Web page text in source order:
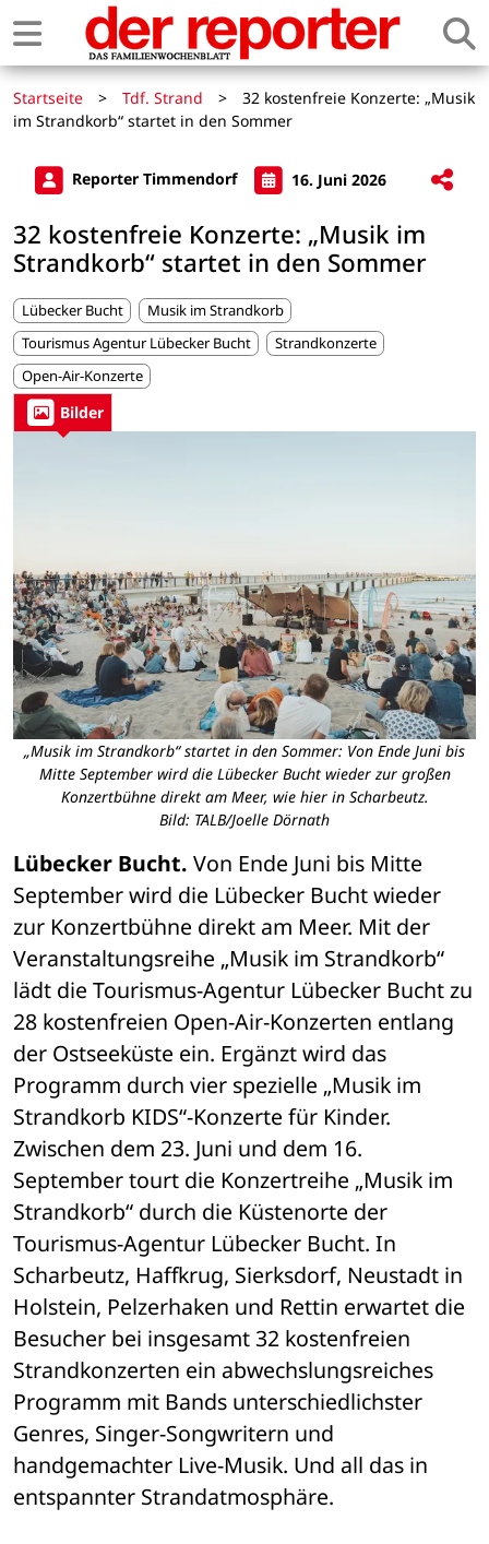
Startseite > Tdf. Strand >
32 kostenfreie Konzerte: „Musik
im Strandkorb“ startet in den Sommer
Reporter Timmendorf 16. Juni 2026
32 kostenfreie Konzerte: „Musik im
Strandkorb“ startet in den Sommer
Lübecker Bucht
Musik im Strandkorb
Tourismus Agentur Lübecker Bucht
Strandkonzerte
Open-Air-Konzerte
Bilder
„Musik im Strandkorb“ startet in den Sommer: Von Ende Juni bis
Mitte September wird die Lübecker Bucht wieder zur großen
Konzertbühne direkt am Meer, wie hier in Scharbeutz.
Bild: TALB/Joelle Dörnath
Lübecker Bucht. Von Ende Juni bis Mitte
September wird die Lübecker Bucht wieder
zur Konzertbühne direkt am Meer. Mit der
Veranstaltungsreihe „Musik im Strandkorb“
lädt die Tourismus-Agentur Lübecker Bucht zu
28 kostenfreien Open-Air-Konzerten entlang
der Ostseeküste ein. Ergänzt wird das
Programm durch vier spezielle „Musik im
Strandkorb KIDS“-Konzerte für Kinder.
Zwischen dem 23. Juni und dem 16.
September tourt die Konzert­reihe „Musik im
Strandkorb“ durch die Küstenorte der
Tourismus-Agentur Lübecker Bucht. In
Scharbeutz, Haffkrug, Sierksdorf, Neustadt in
Holstein, Pelzerhaken und Rettin erwartet die
Besucher bei insgesamt 32 kostenfreien
Strandkonzerten ein abwechslungsreiches
Programm mit Bands unterschiedlichster
Genres, Singer-Songwritern und
handgemachter Live-Musik. Und all das in
entspannter Strandatmosphäre.